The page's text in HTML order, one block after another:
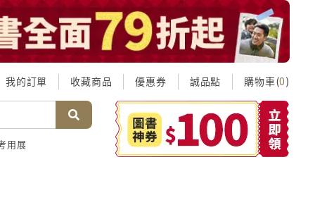
我的訂單 收藏商品 優惠券 誠品點 購物車(0)
用展